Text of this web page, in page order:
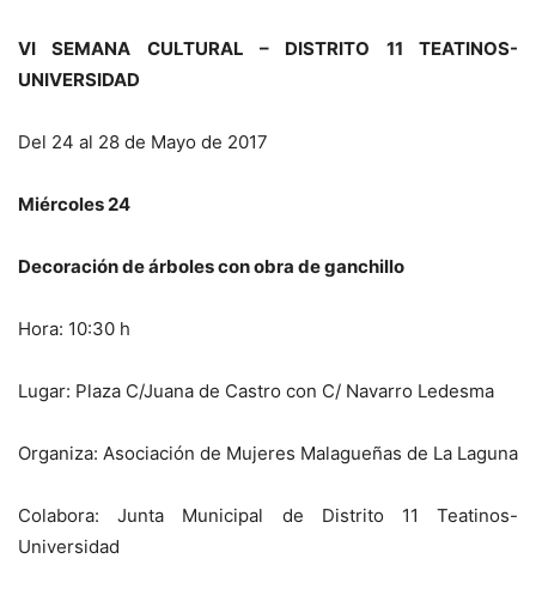
VI SEMANA CULTURAL – DISTRITO 11 TEATINOS-
UNIVERSIDAD
Del 24 al 28 de Mayo de 2017
Miércoles 24
Decoración de árboles con obra de ganchillo
Hora: 10:30 h
Lugar: Plaza C/Juana de Castro con C/ Navarro Ledesma
Organiza: Asociación de Mujeres Malagueñas de La Laguna
Colabora: Junta Municipal de Distrito 11 Teatinos-
Universidad